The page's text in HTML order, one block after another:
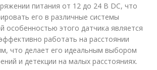
питания от 12 до 24 В DC, что
его в различные системы
особенностью этого датчика является
работать на расстоянии
что делает его идеальным выбором
и детекции на малых расстояниях.